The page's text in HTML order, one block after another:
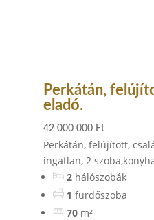
Perkátán,
eladó.
42 000 000 Ft
Perkátán, felújított,
ingatlan, 2
2 hálószobák
1 fürdőszoba
70 m²